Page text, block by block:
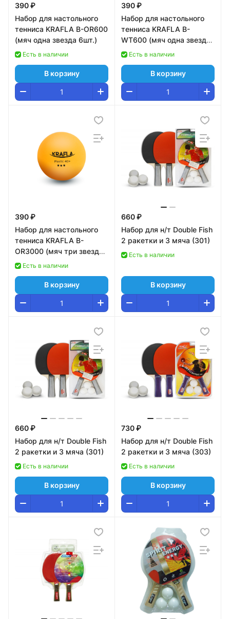
390 ₽
Набор для настольного
тенниса KRAFLA B-OR600
(мяч одна звезда 6шт.)
Есть в наличии
В корзину
390 ₽
Набор для настольного
тенниса KRAFLA B-
WT600 (мяч одна звезда
6шт.)Есть в наличии
В корзину
390 ₽
Набор для настольного
тенниса KRAFLA B-
OR3000 (мяч три звезды
3шт.)Есть в наличии
В корзину
660 ₽
Набор для н/т Double Fish
2 ракетки и 3 мяча (301)
Есть в наличии
В корзину
660 ₽
Набор для н/т Double Fish
2 ракетки и 3 мяча (301)
Есть в наличии
В корзину
730 ₽
Набор для н/т Double Fish
2 ракетки и 3 мяча (303)
Есть в наличии
В корзину